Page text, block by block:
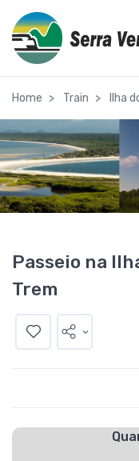
Home Train Ilha
Passeio na
Trem